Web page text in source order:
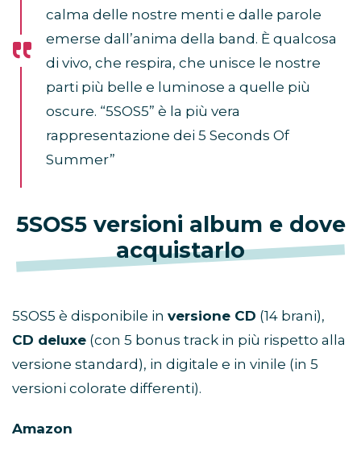
calma delle nostre menti e dalle parole
emerse dall’anima della band. È qualcosa
di vivo, che respira, che unisce le nostre
parti più belle e luminose a quelle più
oscure. “5SOS5” è la più vera
rappresentazione dei 5 Seconds Of
Summer”
5SOS5 versioni album e dove
acquistarlo
5SOS5 è disponibile in versione CD (14 brani),
CD deluxe (con 5 bonus track in più rispetto alla
versione standard), in digitale e in vinile (in 5
versioni colorate differenti).
Amazon